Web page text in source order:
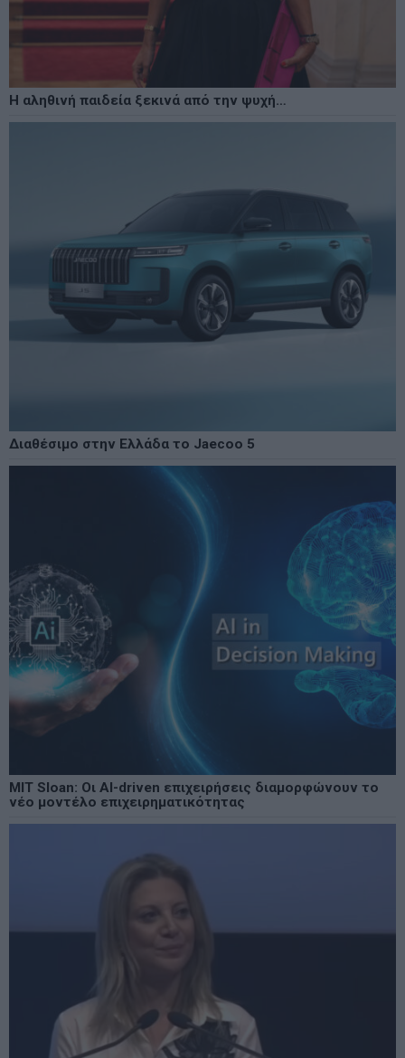
Η αληθινή παιδεία ξεκινά από την ψυχή…
Διαθέσιμο στην Ελλάδα το Jaecoo 5
MIT Sloan: Οι AI-driven επιχειρήσεις διαμορφώνουν το
νέο μοντέλο επιχειρηματικότητας